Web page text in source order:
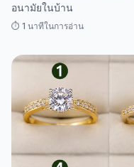
อนามัยในบ้าน
⏱️ 1 นาทีในการอ่าน